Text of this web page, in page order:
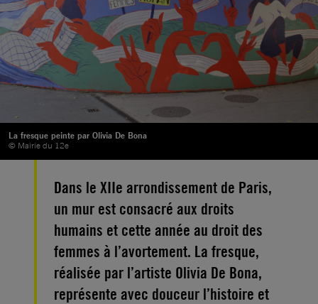
La fresque peinte par Olivia De Bona
© Mairie du 12e
Dans le XIIe arrondissement de Paris,
un mur est consacré aux droits
humains et cette année au droit des
femmes à l’avortement. La fresque,
réalisée par l’artiste Olivia De Bona,
représente avec douceur l’histoire et